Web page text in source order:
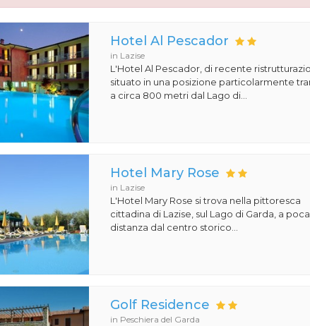
Hotel Al Pescador
in Lazise
L'Hotel Al Pescador, di recente
situato in una posizione particolarmente
a circa 800 metri dal Lago di...
Hotel Mary Rose
in Lazise
L'Hotel Mary Rose si trova nella pittoresca
cittadina di Lazise, sul Lago di Garda, a poca
distanza dal centro storico...
Golf Residence
in Peschiera del Garda